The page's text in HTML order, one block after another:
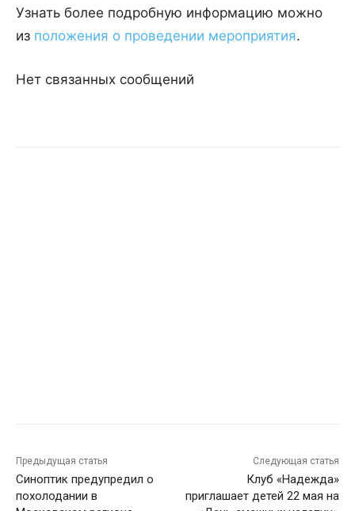
Узнать более подробную информацию можно
из положения о проведении мероприятия.
Нет связанных сообщений
Предыдущая статья
Синоптик предупредил о
похолодании в
Следующая статья
Клуб «Надежда»
приглашает детей 22 мая на